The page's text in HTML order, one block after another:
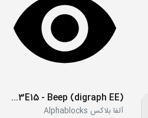
S03E15 - Beep (digraph EE)
آلفا بلاکس Alphablocks